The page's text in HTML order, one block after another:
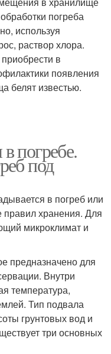
погреба
используя
раствор хлора.
в
появления
белят известью.
погребе.
под
в погреб или
правил хранения. Для
микроклимат и
предназначено для
Внутри
температура,
Тип подвала
грунтовых вод и
три основных